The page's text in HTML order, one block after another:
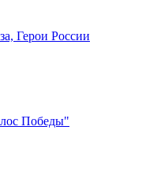
Герои России
Победы"